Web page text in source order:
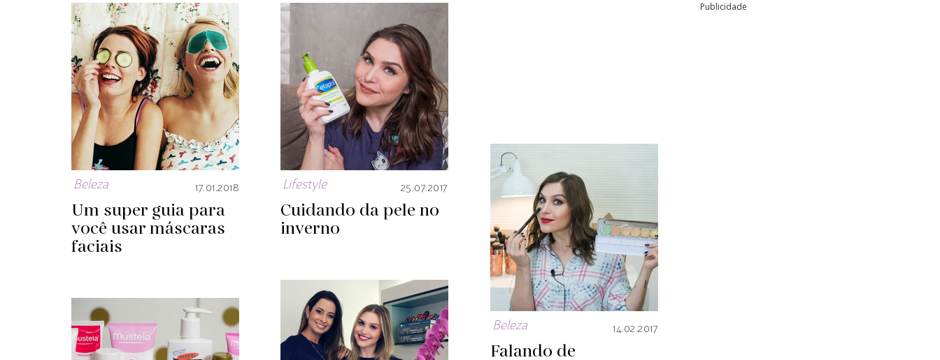
Beleza 17.01.2018
Um super guia para
você usar máscaras
faciais
Lifestyle 25.07.2017
Cuidando da pele no
inverno
Publicidade
Beleza 14.02.2017
Falando de